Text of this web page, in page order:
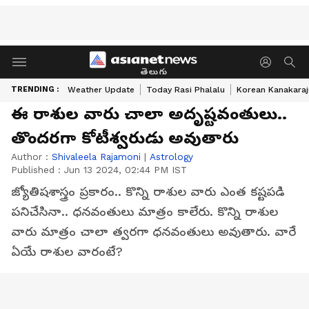
తెలుగు
TRENDING : Weather Update Today Rasi Phalalu Korean
ఈ రాశుల వారు చాలా అదృష్టవంతులు..
తొందరగా కోటీశ్వరుడు అవుతారు
Author : Shivaleela Rajamoni | Astrology
Published : Jun 13 2024, 02:44 PM IST
జ్యోతిషశాస్త్రం ప్రకారం.. కొన్ని రాశుల వారు ఎంత కష్టపడి
పనిచేసినా.. ధనవంతులు మాత్రం కాలేరు. కొన్ని రాశుల
వారు మాత్రం చాలా త్వరగా ధనవంతులు అవుతారు. వారే
ఏయే రాశుల వారంటే?